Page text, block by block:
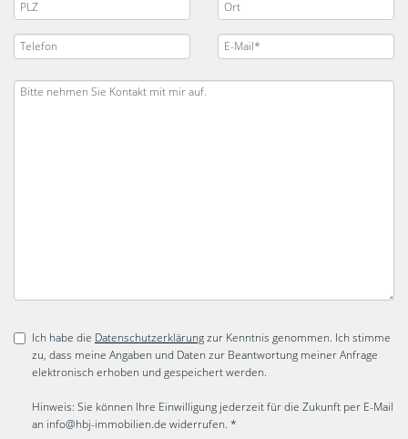
Ich habe die Datenschutzerklärungzur Kenntnis genommen. Ich stimme
zu, dass meine Angaben und Daten zur Beantwortung meiner Anfrage
elektronisch erhoben und gespeichert werden.
Hinweis: Sie können Ihre Einwilligung jederzeit für die Zukunft per E-Mail
an info@hbj-immobilien.de widerrufen. *